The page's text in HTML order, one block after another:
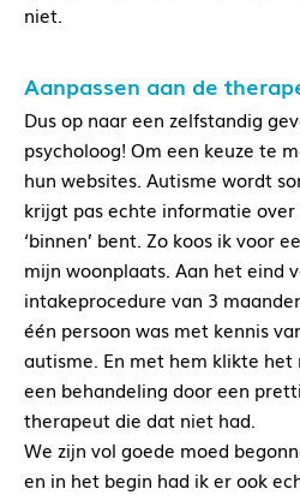
niet.
Aanpassen aan de
Dus op naar een zelfstandig
psycholoog! Om een keuze te
hun websites. Autisme wordt
krijgt pas echte informatie over
‘binnen’ bent. Zo koos ik voor
mijn woonplaats. Aan het eind
intakeprocedure van 3
één persoon was met kennis
autisme. En met hem klikte
een behandeling door een
therapeut die dat niet had.
We zijn vol goede moed
en in het begin had ik er ook